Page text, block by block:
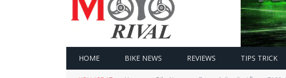
HOME BIKE NEWS REVIEWS TIPS TRICK